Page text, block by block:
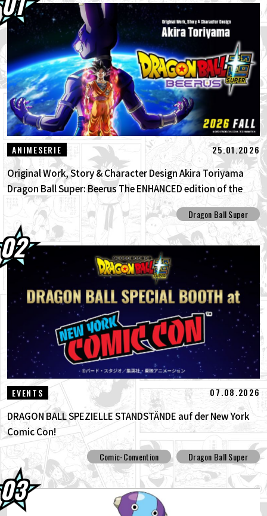
03.08.2026
Super Saiyan Goku schließt sich der BLOOD
OF SAIYANS -Serie an!
01.08.2026
Dragon Ball Super Divers Battle of Saiyans
Advance Packs jetzt im Angebot!
30.07.2026
DRAGON BALL: Funkelnd! ZEROs neuer,
bahnbrechender NEO- DLC ist da! Sieh...
ANIMESERIE 25.01.2026
Original Work, Story & Character Design Akira Toriyama
Dragon Ball Super: Beerus The ENHANCED edition of the
anime Dragon Ball Super begins anew!
Dragon Ball Super
EVENTS 07.08.2026
DRAGON BALL SPEZIELLE STANDSTÄNDE auf der New York
Comic Con!
Comic-Convention Dragon Ball Super